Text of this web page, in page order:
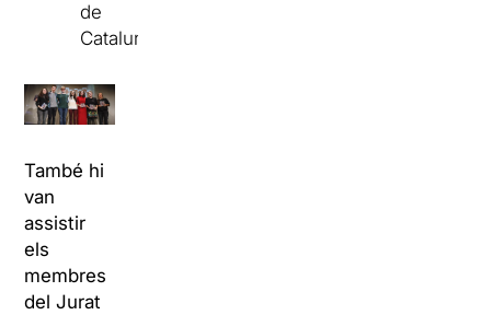
de
Catalunya.
També hi
van
assistir
els
membres
del Jurat